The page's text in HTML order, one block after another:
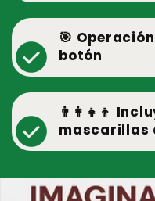
check_circle
🎯
botón
check_circle
👨‍👩‍👧‍👦
mascarillas